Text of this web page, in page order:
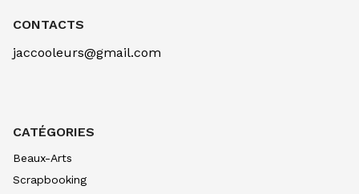
COLOREX MARKER BLEU OUTREMER
CONTACTS
jaccooleurs@gmail.com
CATÉGORIES
Beaux-Arts
Scrapbooking